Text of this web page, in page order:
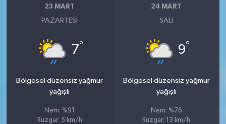
23 MART
PAZARTESI
7°
Bölgesel düzensiz yağmur
yağışlı
Nem: %91
Rüzgar: 5 km/h
24 MART
SALI
9°
Bölgesel düzensiz yağmur
yağışlı
Nem: %76
Rüzgar: 13 km/h